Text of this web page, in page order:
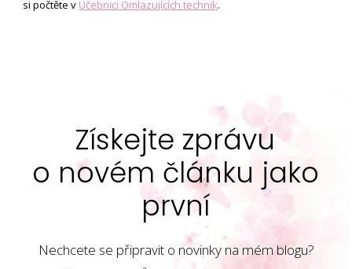
si počtěte v Učebnici Omlazujících technik.
Získejte zprávu
o novém článku jako
první
Nechcete se připravit o novinky na mém blogu?